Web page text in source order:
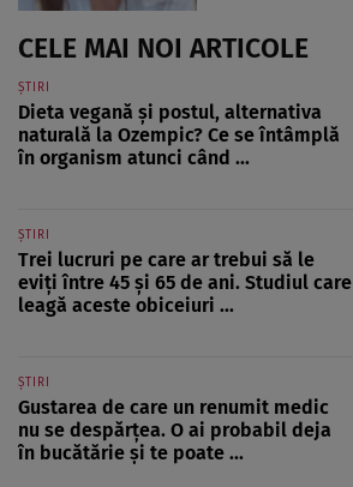
CELE MAI NOI ARTICOLE
ȘTIRI
Dieta vegană și postul, alternativa
naturală la Ozempic? Ce se întâmplă
în organism atunci când ...
ȘTIRI
Trei lucruri pe care ar trebui să le
eviți între 45 și 65 de ani. Studiul care
leagă aceste obiceiuri ...
ȘTIRI
Gustarea de care un renumit medic
nu se despărțea. O ai probabil deja
în bucătărie și te poate ...